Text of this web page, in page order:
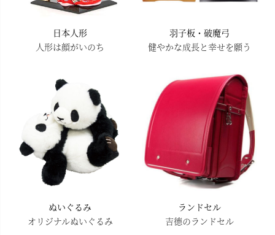
日本人形
人形は顔がいのち
羽子板・破魔弓
健やかな成長と幸せを願う
ぬいぐるみ
オリジナルぬいぐるみ
ランドセル
吉德のランドセル